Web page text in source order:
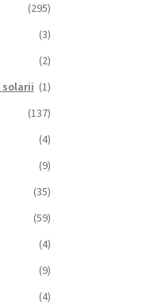
(295)
(3)
(2)
solarii (1)
(137)
(4)
(9)
(35)
(59)
(4)
(9)
(4)